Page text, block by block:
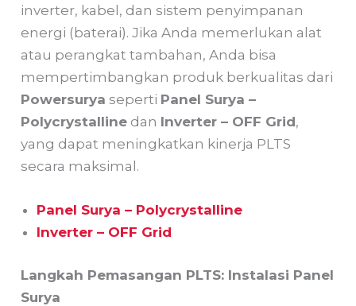
inverter, kabel, dan sistem penyimpanan
energi (baterai). Jika Anda memerlukan alat
atau perangkat tambahan, Anda bisa
mempertimbangkan produk berkualitas dari
Powersurya seperti Panel Surya –
Polycrystalline dan Inverter – OFF Grid,
yang dapat meningkatkan kinerja PLTS
secara maksimal.
Panel Surya – Polycrystalline
Inverter – OFF Grid
Langkah Pemasangan PLTS: Instalasi Panel
Surya